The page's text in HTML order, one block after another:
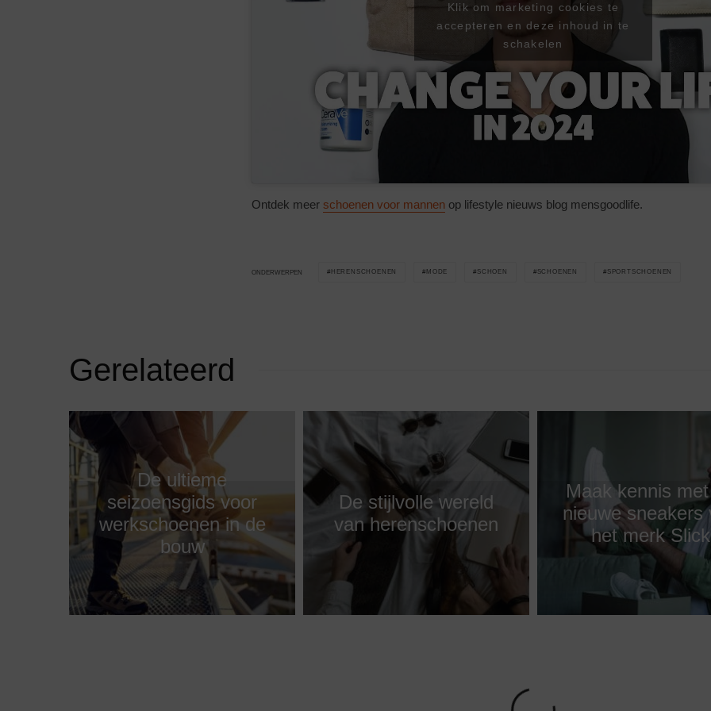
Klik om marketing cookies te
accepteren en deze inhoud in te
schakelen
Ontdek meer schoenen voor mannen op lifestyle nieuws blog mensgoodlife.
ONDERWERPEN HERENSCHOENEN MODE SCHOEN SCHOENEN SPORTSCHOENEN
Gerelateerd
De ultieme
seizoensgids voor
werkschoenen in de
bouw
De stijlvolle wereld
van herenschoenen
Maak kennis
nieuwe sneakers
het merk Slick